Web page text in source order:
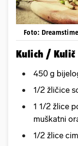
Foto:
Kulich / Kulič
450 g
1/2 žličice
1 1/2 žlice
muškatni
1/2 žlice